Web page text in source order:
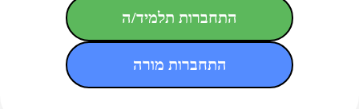
התחברות תלמיד/ה
התחברות מורה